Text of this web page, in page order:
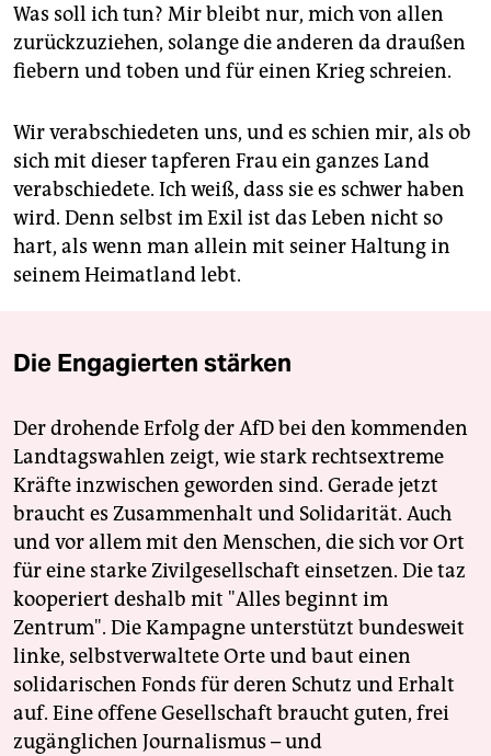
Was soll ich tun? Mir bleibt nur, mich von allen
zurückzuziehen, solange die anderen da draußen
fiebern und toben und für einen Krieg schreien.
Wir verabschiedeten uns, und es schien mir, als ob
sich mit dieser tapferen Frau ein ganzes Land
verabschiedete. Ich weiß, dass sie es schwer haben
wird. Denn selbst im Exil ist das Leben nicht so
hart, als wenn man allein mit seiner Haltung in
seinem Heimatland lebt.
Die Engagierten stärken
Der drohende Erfolg der AfD bei den kommenden
Landtagswahlen zeigt, wie stark rechtsextreme
Kräfte inzwischen geworden sind. Gerade jetzt
braucht es Zusammenhalt und Solidarität. Auch
und vor allem mit den Menschen, die sich vor Ort
für eine starke Zivilgesellschaft einsetzen. Die taz
kooperiert deshalb mit "Alles beginnt im
Zentrum". Die Kampagne unterstützt bundesweit
linke, selbstverwaltete Orte und baut einen
solidarischen Fonds für deren Schutz und Erhalt
auf. Eine offene Gesellschaft braucht guten, frei
zugänglichen Journalismus – und